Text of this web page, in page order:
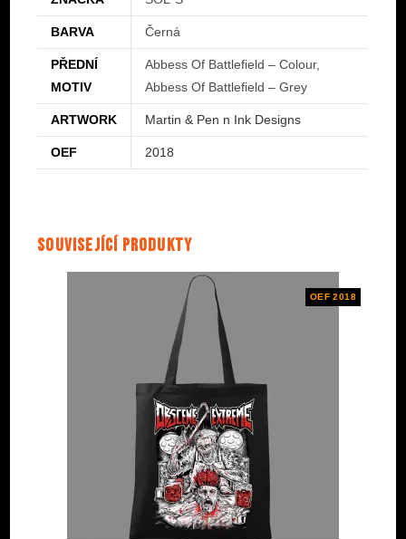
BARVA Černá
PŘEDNÍ
MOTIV
Abbess Of Battlefield – Colour,
Abbess Of Battlefield – Grey
ARTWORK Martin & Pen n Ink Designs
OEF 2018
Související produkty
OEF 2018